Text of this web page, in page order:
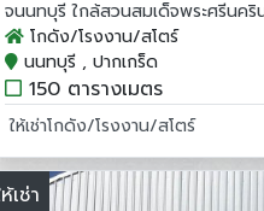
จนนทบุรี ใกล้สวนสมเด็จพระศรีนคริ
โกดัง/โรงงาน/สโตร์
นนทบุรี , ปากเกร็ด
150 ตารางเมตร
ให้เช่าโกดัง/โรงงาน/สโตร์
เช่า